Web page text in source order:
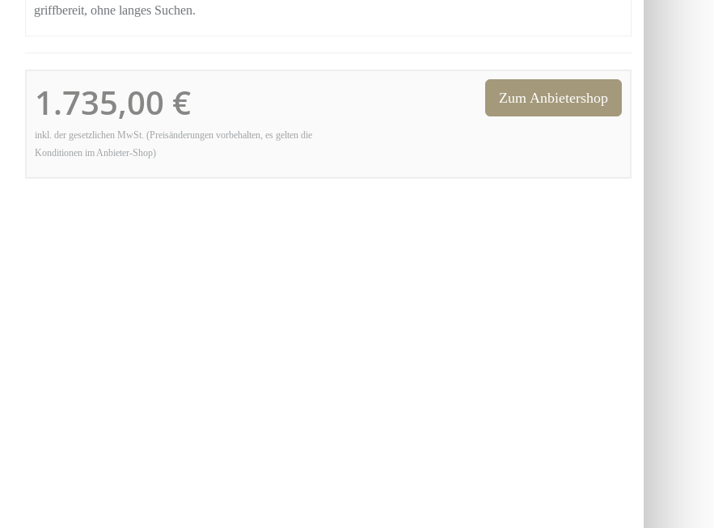
griffbereit, ohne langes Suchen.
1.735,00 €
inkl. der gesetzlichen MwSt. (Preisänderungen vorbehalten, es gelten die
Konditionen im Anbieter-Shop)
Zum Anbietershop